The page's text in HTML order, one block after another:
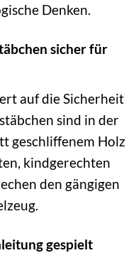
Denken.
sicher für
auf die Sicherheit
sind in der
geschliffenem Holz
kindgerechten
den gängigen
gespielt